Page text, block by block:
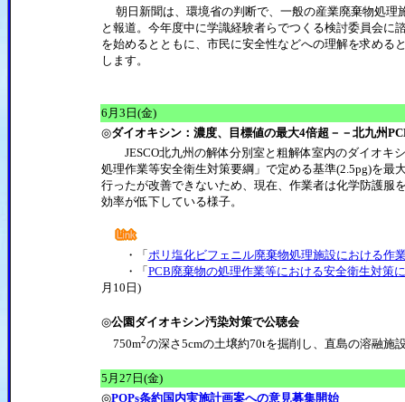
朝日新聞は、環境省の判断で、一般の産業廃棄物処
と報道。今年度中に学識経験者らでつくる検討委員会に
を始めるとともに、市民に安全性などへの理解を求める
します。
6月3日(金)
◎ダイオキシン：濃度、目標値の最大4倍超－－北九州
JESCO北九州の解体分別室と粗解体室内のダイオキ
処理作業等安全衛生対策要綱」で定める基準(2.5pg)を最
行ったが改善できないため、現在、作業者は化学防護服
効率が低下している様子。
・「 ポリ塩化ビフェニル廃棄物処理施設における作
・「 PCB廃棄物の処理作業等における安全衛生対策
月10日)
◎公園ダイオキシン汚染対策で公聴会
750m2の深さ5cmの土壌約70tを掘削し、直島の溶融施
5月27日(金)
◎POPs条約国内実施計画案への意見募集開始